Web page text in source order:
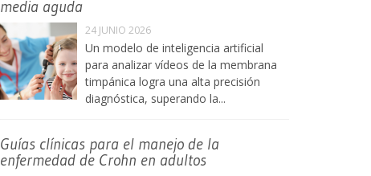
media aguda
24 JUNIO 2026
Un modelo de inteligencia artificial
para analizar vídeos de la membrana
timpánica logra una alta precisión
diagnóstica, superando la...
Guías clínicas para el manejo de la
enfermedad de Crohn en adultos